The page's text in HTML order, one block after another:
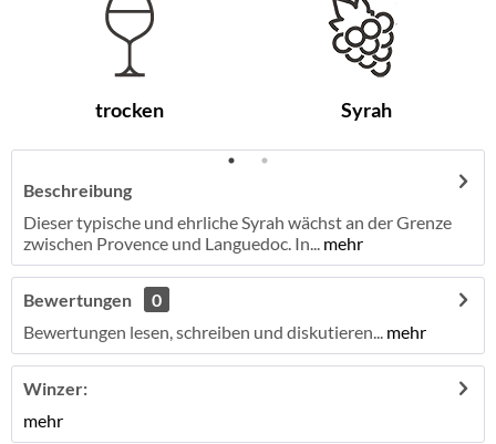
trocken Syrah
Beschreibung
Dieser typische und ehrliche Syrah wächst an der Grenze
zwischen Provence und Languedoc. In... mehr
Bewertungen
0
Bewertungen lesen, schreiben und diskutieren... mehr
Winzer:
mehr